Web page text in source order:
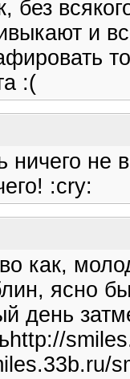
без
и
:(
ничего не
:cry:
как,
ясно
день